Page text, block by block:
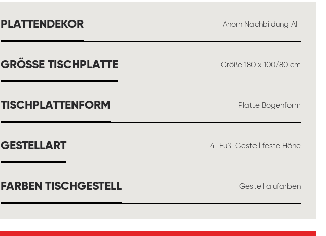
PLATTENDEKORAUSWÄHLEN Ahorn Nachbildung AH
GRÖSSE TISCHPLATTE AUSWÄHLEN Größe 180 x 100/80 cm
TISCHPLATTENFORM Platte Bogenform
GESTELLARTAUSWÄHLEN 4-Fuß-Gestell feste Höhe
FARBEN TISCHGESTELLAUSWÄHLEN Gestell alufarben